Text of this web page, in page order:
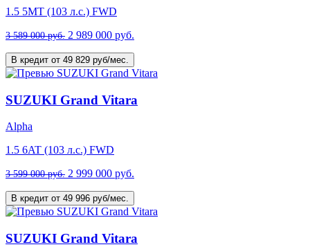
1.5 5MT (103 л.с.) FWD
3 589 000 руб. 2 989 000 руб.
В кредит от 49 829 руб/мес.
SUZUKI Grand Vitara
Alpha
1.5 6AT (103 л.с.) FWD
3 599 000 руб. 2 999 000 руб.
В кредит от 49 996 руб/мес.
SUZUKI Grand Vitara